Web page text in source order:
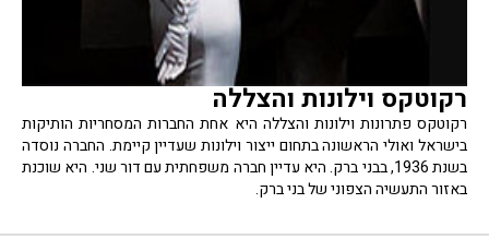
רקוטקס וילונות והצללה
רקוטקס פתרונות וילונות והצללה היא אחת החברות המסחריות הותיקות
בישראל ואולי הראשונה בתחום ייצור וילונות שעדיין קיימת. החברה נוסדה
בשנת 1936, בבני ברק. היא עדיין חברה משפחתית עם דור שני. היא שוכנת
באזור התעשיה הצפוני של בני ברק.